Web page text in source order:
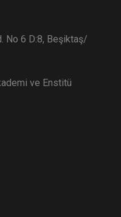
No 6 D:8, Beşiktaş/
ve Enstitü